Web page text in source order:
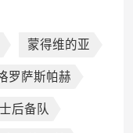
蒙得维的亚
罗萨斯帕赫
后备队